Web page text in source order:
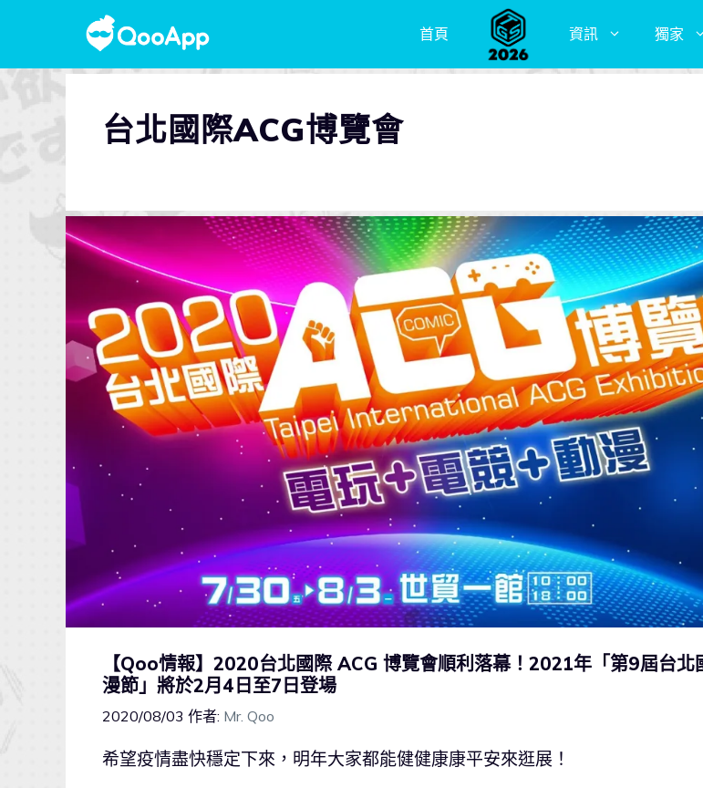
首頁 資訊 獨家
台北國際ACG博覽會
【Qoo情報】2020台北國際 ACG 博覽會順利落幕！2021年「第9屆台北
漫節」將於2月4日至7日登場
2020/08/03 作者: Mr. Qoo
希望疫情盡快穩定下來，明年大家都能健健康康平安來逛展！